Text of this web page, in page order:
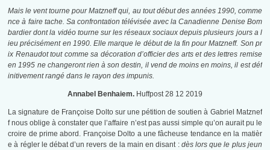
Mais le vent tourne pour Matzneff qui, au tout début des années 1990, comme
nce à faire tache. Sa confrontation télévisée avec la Canadienne Denise Bom
bardier dont la vidéo tourne sur les réseaux sociaux depuis plusieurs jours a l
ieu précisément en 1990. Elle marque le début de la fin pour Matzneff. Son pr
ix Renaudot tout comme sa décoration d’officier des arts et des lettres remise
en 1995 ne changeront rien à son destin, il vend de moins en moins, il est déf
initivement rangé dans le rayon des impunis.
Annabel Benhaiem. Huffpost 28 12 2019
La signature de Françoise Dolto sur une pétition de soutien à Gabriel Matznef
f nous oblige à constater que l’affaire n’est pas aussi simple qu’on aurait pu le
croire de prime abord. Françoise Dolto a une fâcheuse tendance en la matièr
e à régler le débat d’un revers de la main en disant : dès lors que le plus jeun